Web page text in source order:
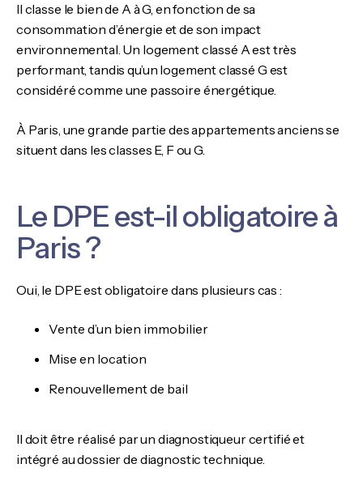
Il classe le bien de A à G, en fonction de sa
consommation d’énergie et de son impact
environnemental. Un logement classé A est très
performant, tandis qu’un logement classé G est
considéré comme une passoire énergétique.
À Paris, une grande partie des appartements anciens se
situent dans les classes E, F ou G.
Le DPE est-il obligatoire à
Paris ?
Oui, le DPE est obligatoire dans plusieurs cas :
Vente d’un bien immobilier
Mise en location
Renouvellement de bail
Il doit être réalisé par un diagnostiqueur certifié et
intégré au dossier de diagnostic technique.